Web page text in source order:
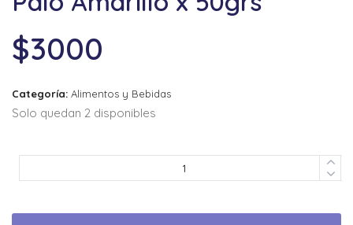
$3000
Categoría: Alimentos y Bebidas
Solo quedan 2 disponibles